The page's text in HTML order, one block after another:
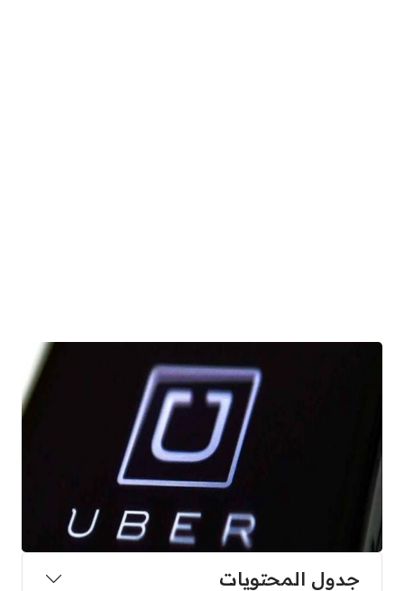
جدول المحتويات